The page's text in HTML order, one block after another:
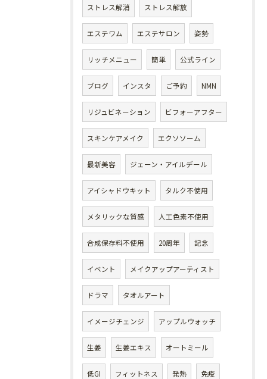
ストレス解消 ストレス解放
エステワム エステサロン 姿勢
リッチメニュー 簡単 公式ライン
ブログ インスタ ご予約 NMN
リジュビネーション ビフォーアフター
スキンケアメイク エクソソーム
最新美容 ジェーン・アイルデール
アイシャドウキット タルク不使用
メタリックな質感 人工色素不使用
合成保存料不使用 20周年 記念
イベント メイクアップアーティスト
ドラマ タオルアート
イメージチェンジ アップルウォッチ
生姜 生姜エキス オートミール
低GI フィットネス 発熱 免疫